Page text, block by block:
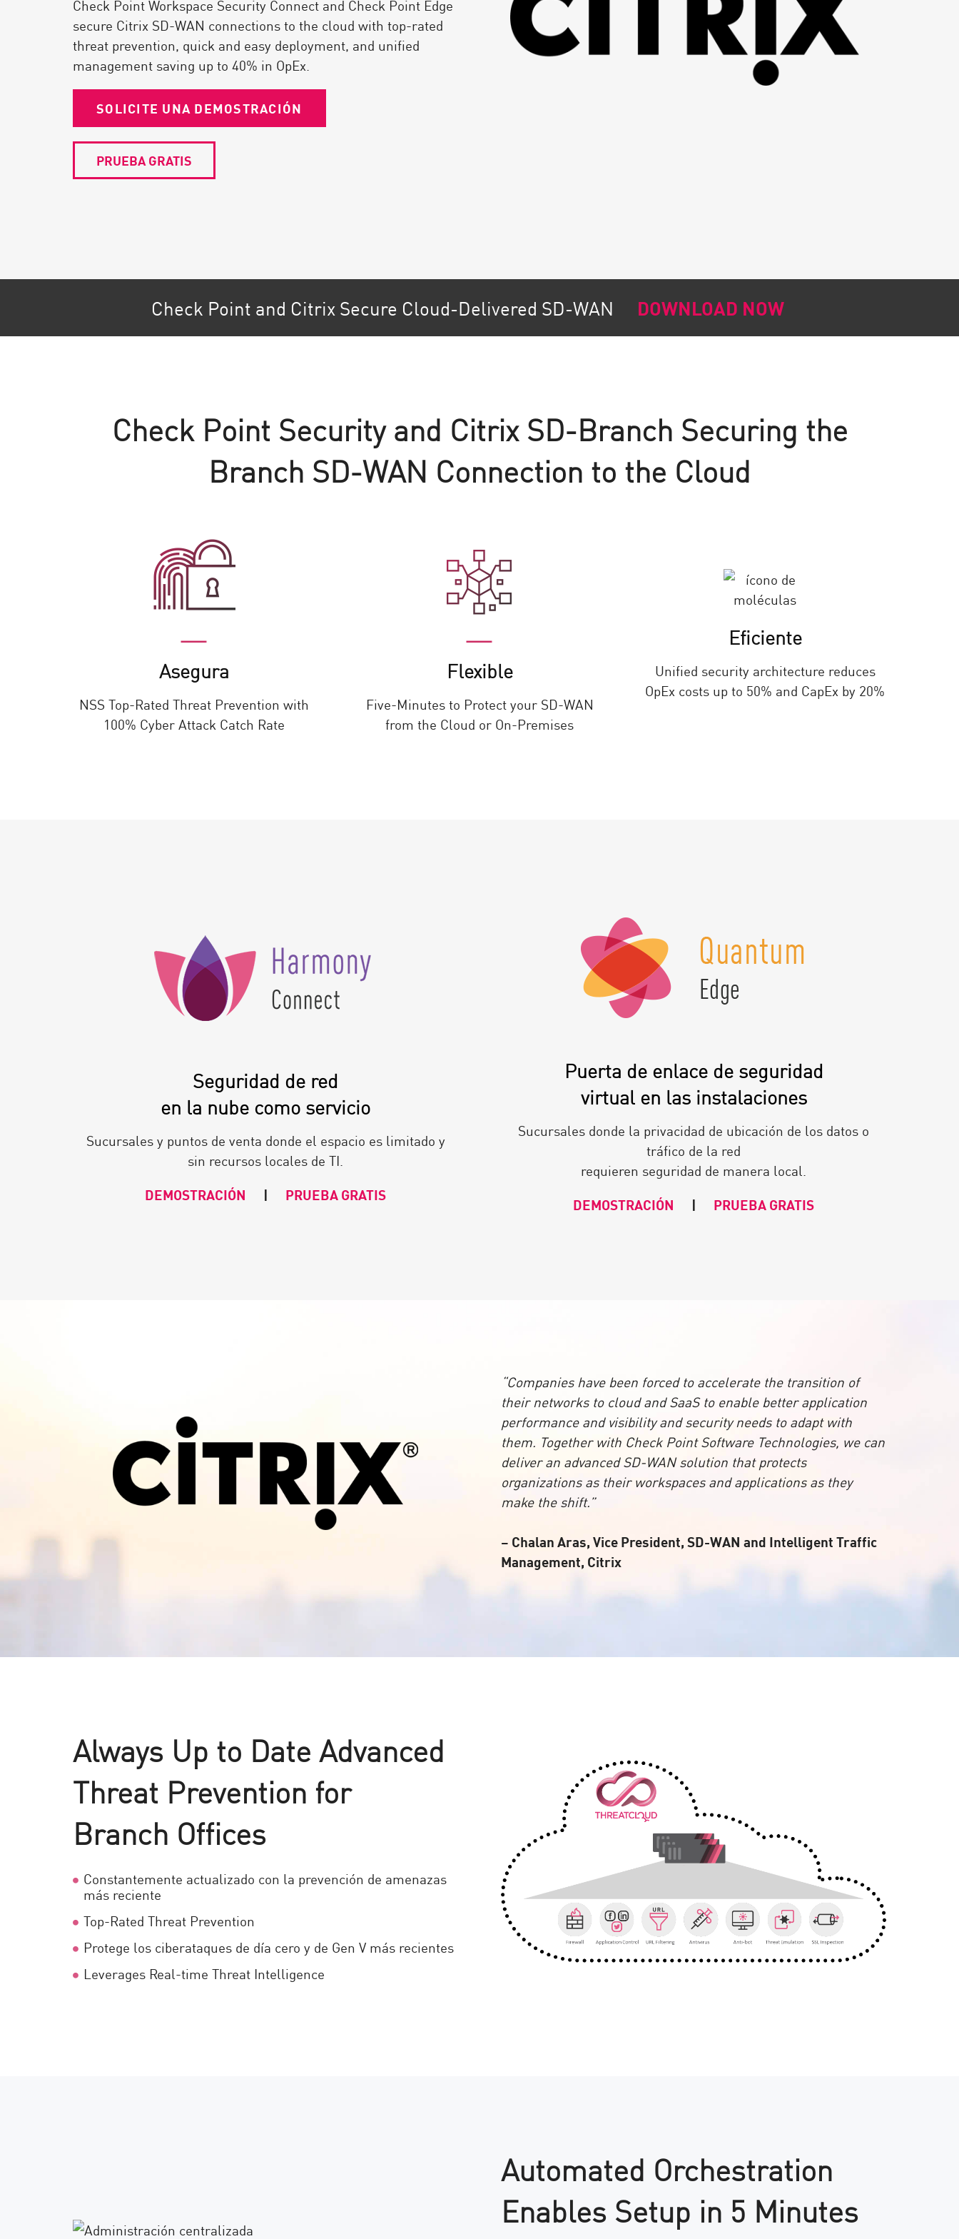
Endpoint
Navegar
EXPOSURE MANAGEMENT
Inteligencia sobre amenazas
Exposure Prioritization
Cyber Asset Attack Surface Management
Workforce AI Security
Ver productos de la A a la Z
Check Point Workspace Security Connect and Check Point Edge
secure Citrix SD-WAN connections to the cloud with top-rated
threat prevention, quick and easy deployment, and unified
management saving up to 40% in OpEx.
SOLICITE UNA DEMOSTRACIÓN
PRUEBA GRATIS
Check Point and Citrix Secure Cloud-Delivered SD-WAN DOWNLOAD NOW
Check Point Security and Citrix SD-Branch Securing the
Branch SD-WAN Connection to the Cloud
Asegura
NSS Top-Rated Threat Prevention with
100% Cyber Attack Catch Rate
Flexible
Five-Minutes to Protect your SD-WAN
from the Cloud or On-Premises
Eficiente
Unified security architecture reduces
OpEx costs up to 50% and CapEx by 20%
Seguridad de red
en la nube como servicio
Sucursales y puntos de venta donde el espacio es limitado y
sin recursos locales de TI.
DEMOSTRACIÓN | PRUEBA GRATIS
Puerta de enlace de seguridad
virtual en las instalaciones
Sucursales donde la privacidad de ubicación de los datos o
tráfico de la red
requieren seguridad de manera local.
DEMOSTRACIÓN | PRUEBA GRATIS
“Companies have been forced to accelerate the transition of
their networks to cloud and SaaS to enable better application
performance and visibility and security needs to adapt with
them. Together with Check Point Software Technologies, we can
deliver an advanced SD-WAN solution that protects
organizations as their workspaces and applications as they
make the shift.”
– Chalan Aras, Vice President, SD-WAN and Intelligent Traffic
Management, Citrix
Always Up to Date Advanced
Threat Prevention for
Branch Offices
Constantemente actualizado con la prevención de amenazas
más reciente
Top-Rated Threat Prevention
Protege los ciberataques de día cero y de Gen V más recientes
Leverages Real-time Threat Intelligence
Automated Orchestration
Enables Setup in 5 Minutes